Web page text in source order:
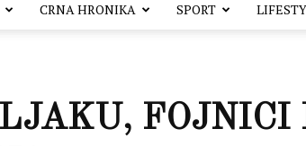
CRNA HRONIKA SPORT
FOJNICI